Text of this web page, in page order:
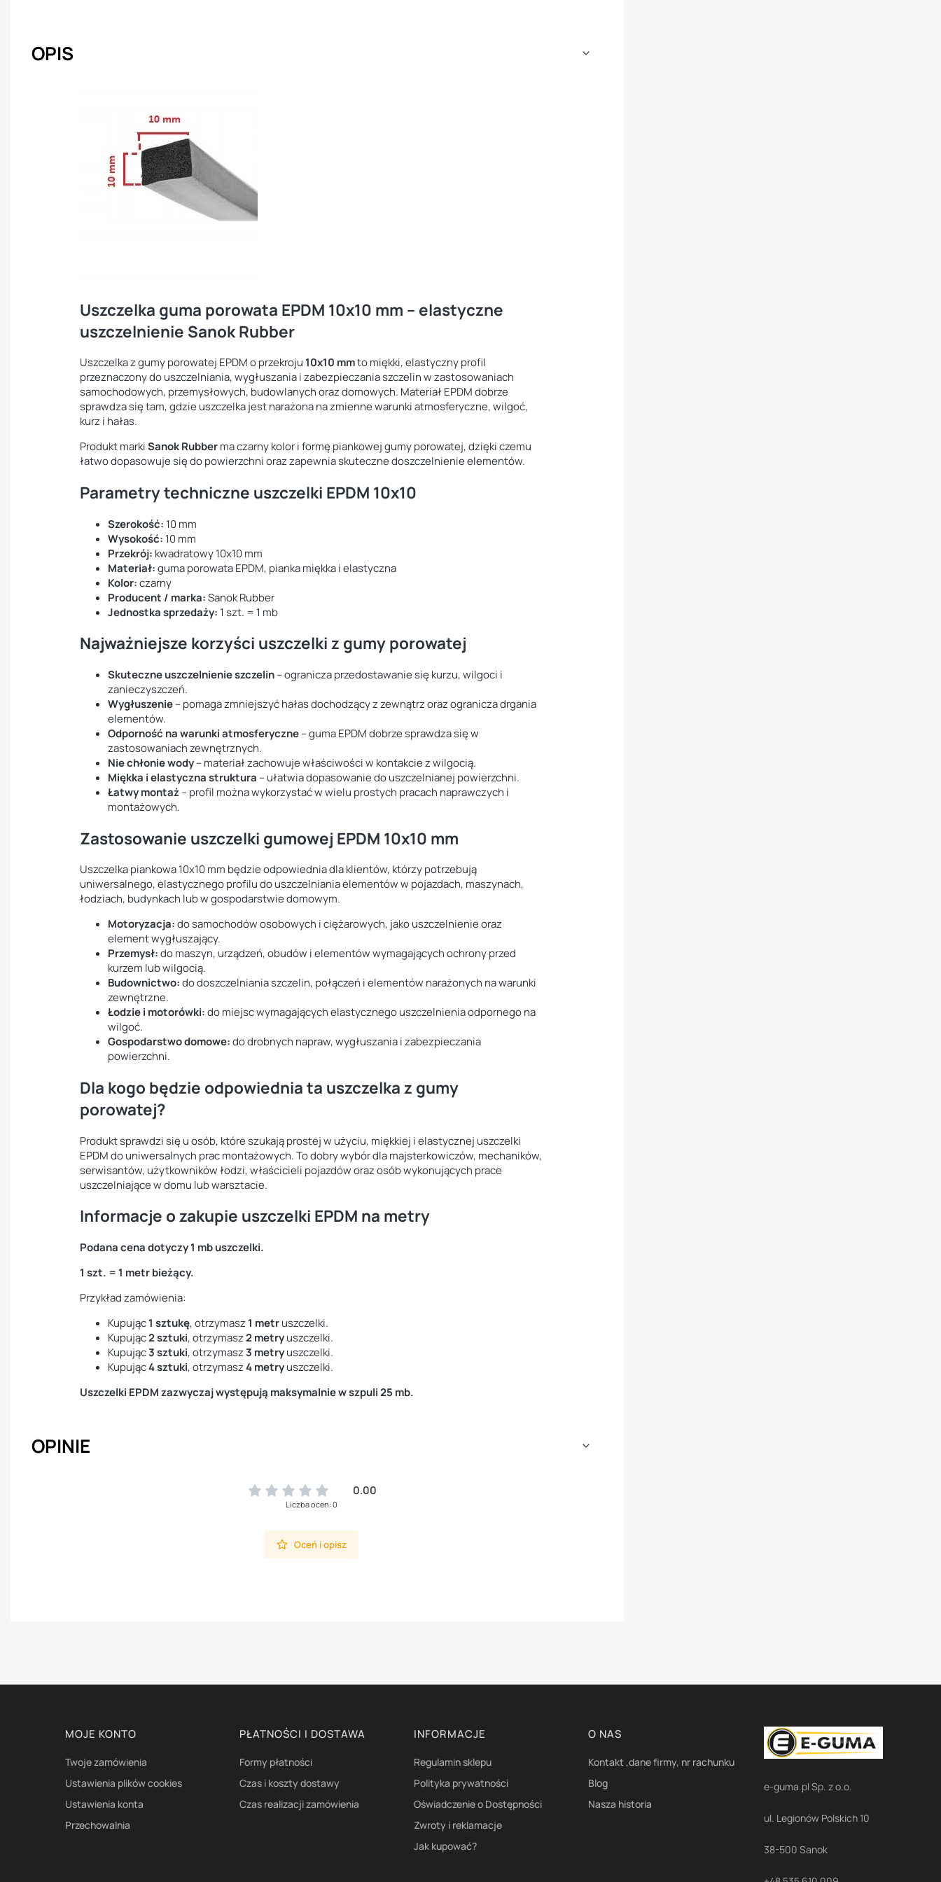
OPIS
Uszczelka guma porowata EPDM 10x10 mm – elastyczne
uszczelnienie Sanok Rubber
Uszczelka z gumy porowatej EPDM o przekroju 10x10 mmto miękki, elastyczny profil
przeznaczony do uszczelniania, wygłuszania i zabezpieczania szczelin w zastosowaniach
samochodowych, przemysłowych, budowlanych oraz domowych. Materiał EPDM dobrze
sprawdza się tam, gdzie uszczelka jest narażona na zmienne warunki atmosferyczne, wilgoć,
kurz i hałas.
Produkt markiSanok Rubberma czarny kolor i formę piankowej gumy porowatej, dzięki czemu
łatwo dopasowuje się do powierzchni oraz zapewnia skuteczne doszczelnienie elementów.
Parametry techniczne uszczelki EPDM 10x10
Szerokość: 10 mm
Wysokość: 10 mm
Przekrój: kwadratowy 10x10 mm
Materiał:guma porowata EPDM, pianka miękka i elastyczna
Kolor:czarny
Producent / marka:Sanok Rubber
Jednostka sprzedaży: 1 szt. = 1 mb
Najważniejsze korzyści uszczelki z gumy porowatej
Skuteczne uszczelnienie szczelin– ogranicza przedostawanie się kurzu, wilgoci i
zanieczyszczeń.
Wygłuszenie– pomaga zmniejszyć hałas dochodzący z zewnątrz oraz ogranicza drgania
elementów.
Odporność na warunki atmosferyczne– guma EPDM dobrze sprawdza się w
zastosowaniach zewnętrznych.
Nie chłonie wody– materiał zachowuje właściwości w kontakcie z wilgocią.
Miękka i elastyczna struktura – ułatwia dopasowanie do uszczelnianej powierzchni.
Łatwy montaż– profil można wykorzystać w wielu prostych pracach naprawczych i
montażowych.
Zastosowanie uszczelki gumowej EPDM 10x10 mm
Uszczelka piankowa 10x10 mm będzie odpowiednia dla klientów, którzy potrzebują
uniwersalnego, elastycznego profilu do uszczelniania elementów w pojazdach, maszynach,
łodziach, budynkach lub w gospodarstwie domowym.
Motoryzacja:do samochodów osobowych i ciężarowych, jako uszczelnienie oraz
element wygłuszający.
Przemysł:do maszyn, urządzeń, obudów i elementów wymagających ochrony przed
kurzem lub wilgocią.
Budownictwo:do doszczelniania szczelin, połączeń i elementów narażonych na warunki
zewnętrzne.
Łodzie i motorówki:do miejsc wymagających elastycznego uszczelnienia odpornego na
wilgoć.
Gospodarstwo domowe:do drobnych napraw, wygłuszania i zabezpieczania
powierzchni.
Dla kogo będzie odpowiednia ta uszczelka z gumy
porowatej?
Produkt sprawdzi się u osób, które szukają prostej w użyciu, miękkiej i elastycznej uszczelki
EPDM do uniwersalnych prac montażowych. To dobry wybór dla majsterkowiczów, mechaników,
serwisantów, użytkowników łodzi, właścicieli pojazdów oraz osób wykonujących prace
uszczelniające w domu lub warsztacie.
Informacje o zakupie uszczelki EPDM na metry
Podana cena dotyczy 1 mb uszczelki.
1 szt. = 1 metr bieżący.
Przykład zamówienia:
Kupując1 sztukę, otrzymasz1 metruszczelki.
Kupując2 sztuki, otrzymasz2 metryuszczelki.
Kupując3 sztuki, otrzymasz3 metryuszczelki.
Kupując4 sztuki, otrzymasz4 metryuszczelki.
Uszczelki EPDM zazwyczaj występują maksymalnie w szpuli 25 mb.
OPINIE
0.00
Liczba ocen: 0
Oceń i opisz
Linki w stopce
MOJE KONTO
Twoje zamówienia
Ustawienia plików cookies
Ustawienia konta
Przechowalnia
PŁATNOŚCI I DOSTAWA
Formy płatności
Czas i koszty dostawy
Czas realizacji zamówienia
INFORMACJE
Regulamin sklepu
Polityka prywatności
Oświadczenie o Dostępności
Zwroty i reklamacje
Jak kupować?
O NAS
Kontakt ,dane firmy, nr rachunku
Blog
Nasza historia
e-guma.pl Sp. z o.o.
ul. Legionów Polskich 10
38-500 Sanok